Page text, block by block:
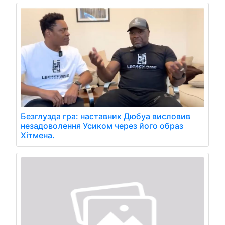
Безглузда гра: наставник Дюбуа висловив
незадоволення Усиком через його образ
Хітмена.